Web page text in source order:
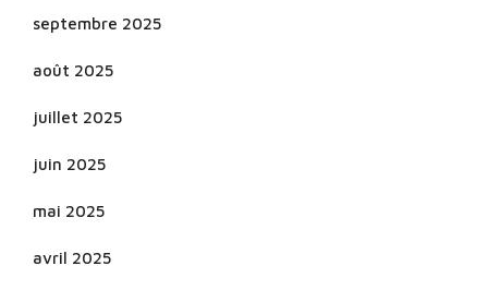
septembre 2025
août 2025
juillet 2025
juin 2025
mai 2025
avril 2025